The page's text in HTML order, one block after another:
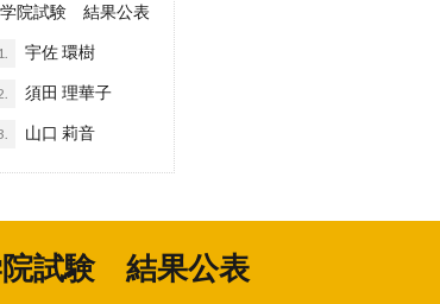
院試験 結果公表
宇佐 環樹
須田 理華子
山口 莉音
院試験 結果公表